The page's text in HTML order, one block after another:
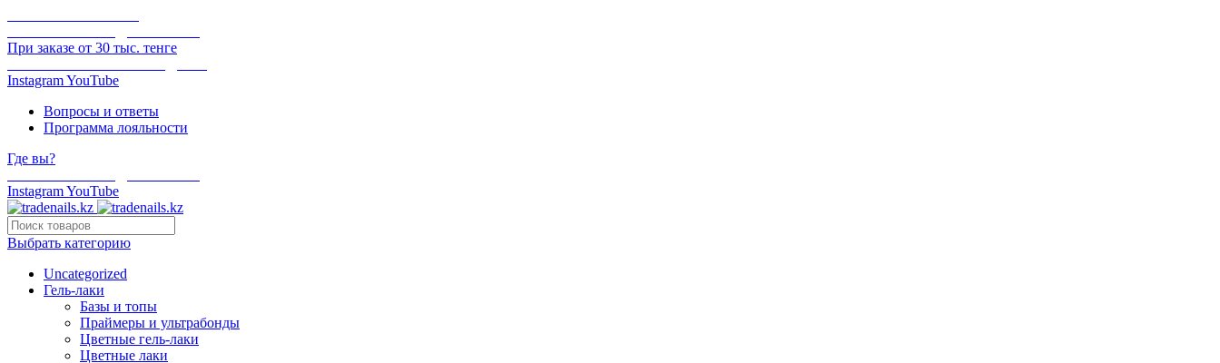
При заказе от 30 тыс. тенге
InstagramYouTube
Вопросы и ответы
Программа лояльности
Где вы?
InstagramYouTube
Выбрать категорию
Uncategorized
Гель-лаки
Базы и топы
Праймеры и ультрабонды
Цветные гель-лаки
Цветные лаки